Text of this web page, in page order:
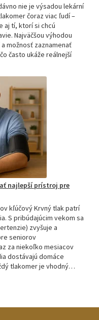
nie je výsadou lekární
čoraz viac ľudí –
aj tí, ktorí si chcú
Najväčšou výhodou
možnosť zaznamenať
často ukáže reálnejší
najlepší prístroj pre
kľúčový Krvný tlak patrí
S pribúdajúcim vekom sa
zvyšuje a
seniorov
za niekoľko mesiacov
dostávajú domáce
tlakomer je vhodný…